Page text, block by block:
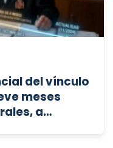
del vínculo
meses
a